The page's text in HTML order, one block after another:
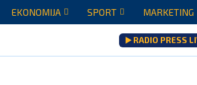
EKONOMIJA SPORT MARKETING
moraću... ▶️ RADIO PRESS